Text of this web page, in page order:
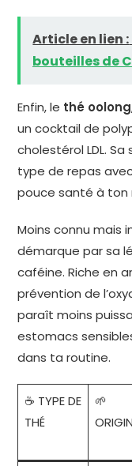
Article en lien :
bouteilles de
Enfin, le thé oolong
un cocktail de
cholestérol LDL.
type de repas
pouce santé à ton
Moins connu mais
démarque par sa
caféine. Riche en
prévention de
paraît moins
estomacs
dans ta routine.
☕ TYPE DE
THÉ
🌱